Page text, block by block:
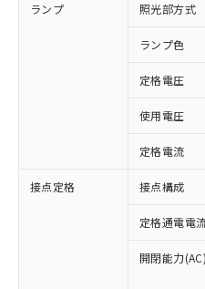
ランプ 照光部方式
ランプ色
定格電圧
使用電圧
定格電流
接点定格 接点構成
定格通電電
開閉能力(AC)
ご利用条件
以下の条件をお読み
ご利用ください。
本サービスは
商品の当社在庫
(税抜)を提供さ
当社制御機器
対応済み：EU
非含有に対応した製
対応予定：EU RoHS
有に対応した製品に
対応予定なし：EU
非含有に非対応の商
調査・確認中：EU
非含有の対応状況を
非該当品：ライセン
害物質有無と関係の
仕入先様の事情によ
「○」：最大均質材
基準値以下であるこ
「×」：最大均質材